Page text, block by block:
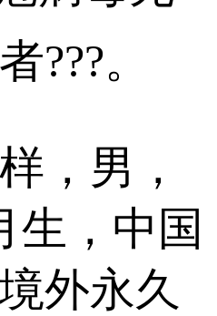
???。
男，
生，中国
外永久